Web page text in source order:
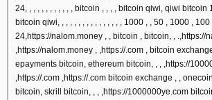
24, , , , , , , , , , , , bitcoin , , , , bitcoin qiwi, qiwi
bitcoin qiwi, , , , , , , , , , , , , , , , 1000 , , 50 , 1000 ,
24,https://nalom.money , , bitcoin , bitcoin, , .,https://
,https://nalom.money , ,https://.com , bitcoin
epayments bitcoin, ethereum bitcoin, , , ,https://
,https://.com ,https://.com bitcoin exchange , ,
bitcoin, skrill bitcoin, , , ,https://1000000ye.com